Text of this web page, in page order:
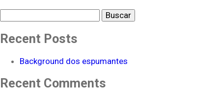
Recent Posts
Background dos espumantes
Recent Comments